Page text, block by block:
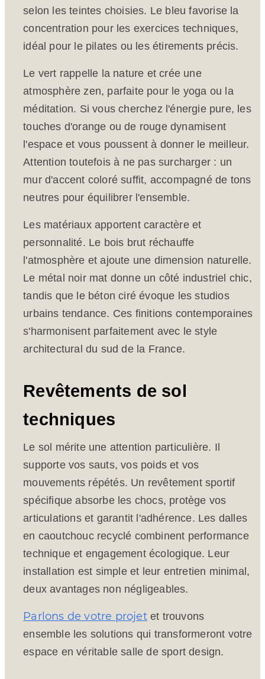
selon les teintes choisies. Le bleu favorise la
concentration pour les exercices techniques,
idéal pour le pilates ou les étirements précis.
Le vert rappelle la nature et crée une
atmosphère zen, parfaite pour le yoga ou la
méditation. Si vous cherchez l'énergie pure, les
touches d'orange ou de rouge dynamisent
l'espace et vous poussent à donner le meilleur.
Attention toutefois à ne pas surcharger : un
mur d'accent coloré suffit, accompagné de tons
neutres pour équilibrer l'ensemble.
Les matériaux apportent caractère et
personnalité. Le bois brut réchauffe
l'atmosphère et ajoute une dimension naturelle.
Le métal noir mat donne un côté industriel chic,
tandis que le béton ciré évoque les studios
urbains tendance. Ces finitions contemporaines
s'harmonisent parfaitement avec le style
architectural du sud de la France.
Revêtements de sol
techniques
Le sol mérite une attention particulière. Il
supporte vos sauts, vos poids et vos
mouvements répétés. Un revêtement sportif
spécifique absorbe les chocs, protège vos
articulations et garantit l'adhérence. Les dalles
en caoutchouc recyclé combinent performance
technique et engagement écologique. Leur
installation est simple et leur entretien minimal,
deux avantages non négligeables.
Parlons de votre projetet trouvons
ensemble les solutions qui transformeront votre
espace en véritable salle de sport design.